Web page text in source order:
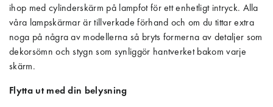
ihop med cylinderskärm på lampfot för ett enhetligt intryck. Alla
våra lampskärmar är tillverkade förhand och om du tittar extra
noga på några av modellerna så bryts formerna av detaljer som
dekorsömn och stygn som synliggör hantverket bakom varje
skärm.
Flytta ut med din belysning